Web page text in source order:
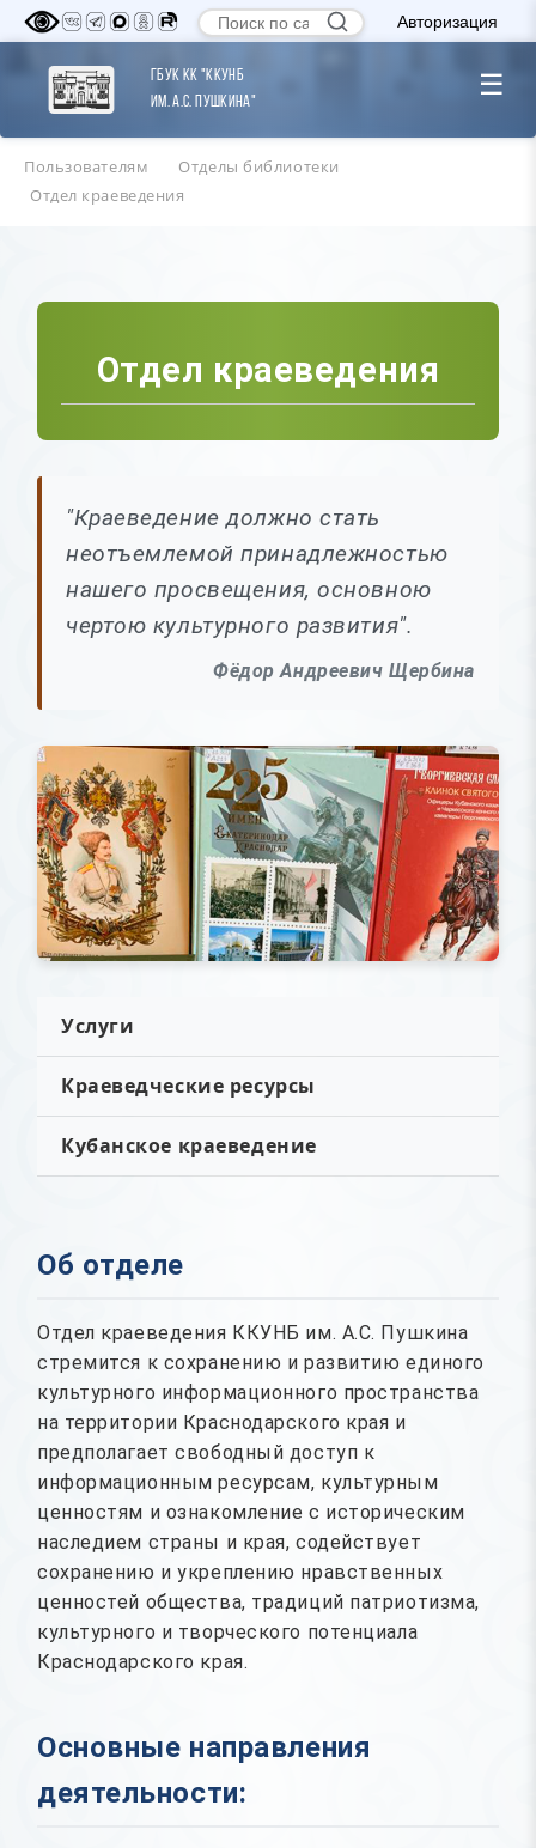
Авторизация
ГБУК КК "ККУНБ
им. А.С. Пушкина"
☰
Пользователям
Отделы библиотеки
Отдел краеведения
Отдел краеведения
"Краеведение должно стать
неотъемлемой принадлежностью
нашего просвещения, основною
чертою культурного развития".
Фёдор Андреевич Щербина
Услуги
Краеведческие ресурсы
Кубанское краеведение
Об отделе
Отдел краеведения ККУНБ им. А.С. Пушкина
стремится к сохранению и развитию единого
культурного информационного пространства
на территории Краснодарского края и
предполагает свободный доступ к
информационным ресурсам, культурным
ценностям и ознакомление с историческим
наследием страны и края, содействует
сохранению и укреплению нравственных
ценностей общества, традиций патриотизма,
культурного и творческого потенциала
Краснодарского края.
Основные направления
деятельности: